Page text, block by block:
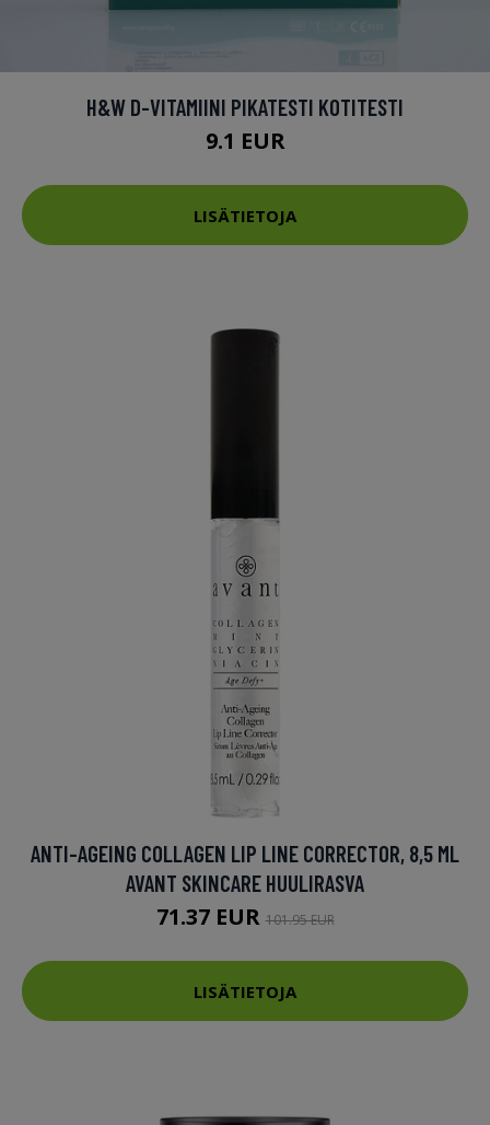
H&W D-VITAMIINI PIKATESTI KOTITESTI
9.1 EUR
LISÄTIETOJA
ANTI-AGEING COLLAGEN LIP LINE CORRECTOR, 8,5 ML
AVANT SKINCARE HUULIRASVA
71.37 EUR101.95 EUR
LISÄTIETOJA